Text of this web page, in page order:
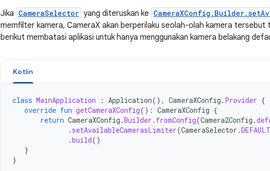
Jika CameraSelector yang diteruskan ke
memfilter kamera, CameraX akan berperilaku seolah-olah kamera tersebut
berikut membatasi aplikasi untuk hanya menggunakan kamera belakang
Kotlin
class MainApplication : Application(), CameraXConfig . Provider {
override fun getCameraXConfig(): CameraXConfig {
return CameraXConfig .Builder . fromConfig(Camera2Config .
. setAvailableCamerasLimiter(CameraSelector .
.build()
}
}